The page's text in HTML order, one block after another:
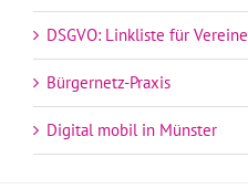
DSGVO: Linkliste für Vereine
Bürgernetz-Praxis
Digital mobil in Münster